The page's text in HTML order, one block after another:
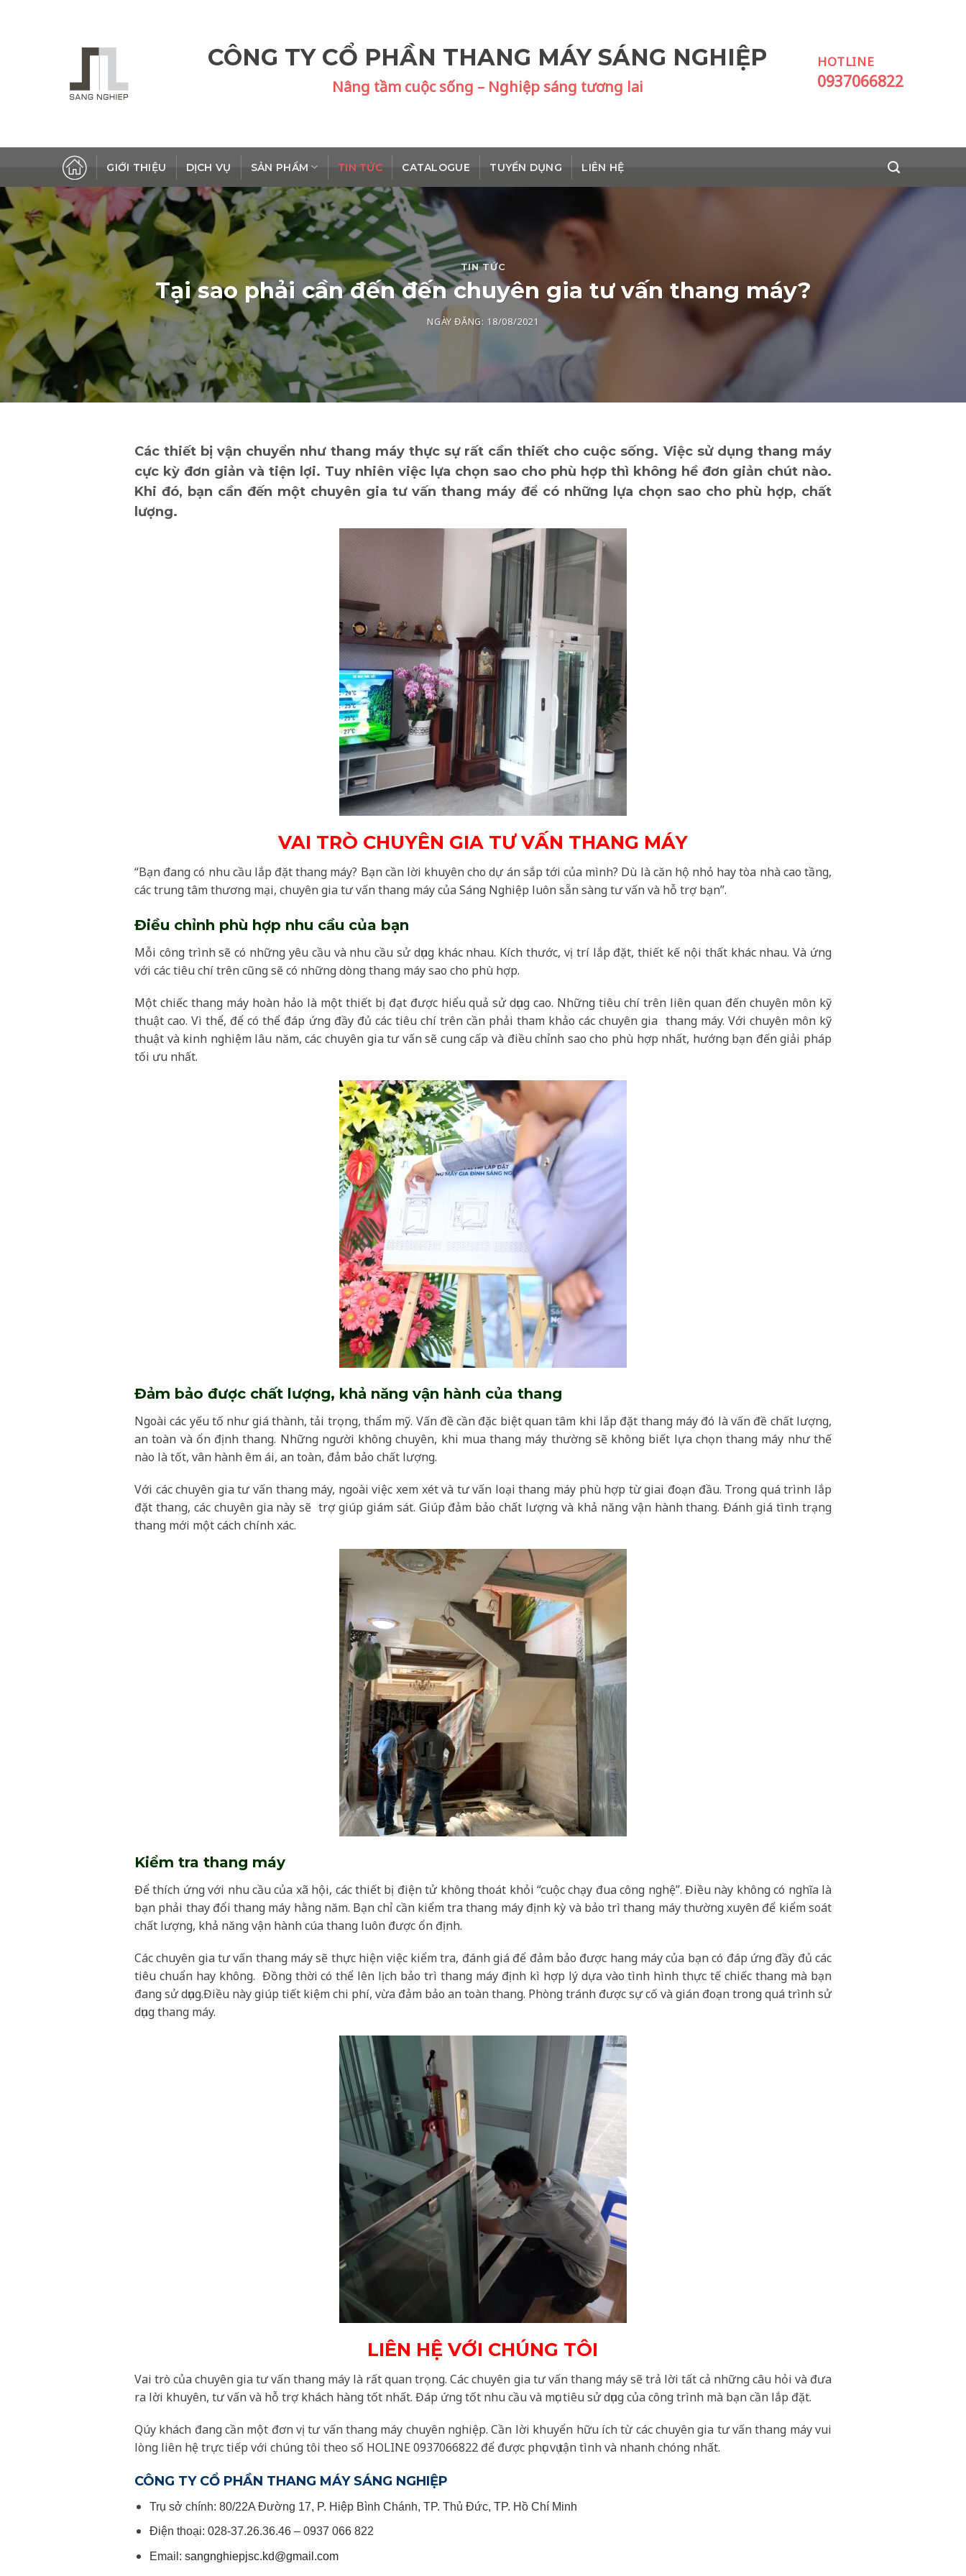
CÔNG TY CỔ PHẦN THANG MÁY SÁNG NGHIỆP
Nâng tầm cuộc sống – Nghiệp sáng tương lai
HOTLINE
0937066822
GIỚI THIỆU DỊCH VỤ SẢN PHẨM TIN TỨC CATALOGUE TUYỂN DỤNG LIÊN HỆ
TIN TỨC
Tại sao phải cần đến đến chuyên gia tư vấn thang máy?
NGÀY ĐĂNG: 18/08/2021
Các thiết bị vận chuyển như thang máy thực sự rất cần thiết cho cuộc sống. Việc sử dụng thang máy
cực kỳ đơn giản và tiện lợi. Tuy nhiên việc lựa chọn sao cho phù hợp thì không hề đơn giản chút nào.
Khi đó, bạn cần đến một chuyên gia tư vấn thang máy để có những lựa chọn sao cho phù hợp, chất
lượng.
VAI TRÒ CHUYÊN GIA TƯ VẤN THANG MÁY
“Bạn đang có nhu cầu lắp đặt thang máy? Bạn cần lời khuyên cho dự án sắp tới của mình? Dù là căn hộ nhỏ hay tòa nhà cao tầng,
các trung tâm thương mại, chuyên gia tư vấn thang máy của Sáng Nghiệp luôn sẵn sàng tư vấn và hỗ trợ bạn”.
Điều chỉnh phù hợp nhu cầu của bạn
Mỗi công trình sẽ có những yêu cầu và nhu cầu sử dụng khác nhau. Kích thước, vị trí lắp đặt, thiết kế nội thất khác nhau. Và ứng
với các tiêu chí trên cũng sẽ có những dòng thang máy sao cho phù hợp.
Một chiếc thang máy hoàn hảo là một thiết bị đạt được hiểu quả sử dụng cao. Những tiêu chí trên liên quan đến chuyên môn kỹ
thuật cao. Vì thể, để có thể đáp ứng đầy đủ các tiêu chí trên cần phải tham khảo các chuyên gia thang máy. Với chuyên môn kỹ
thuật và kinh nghiệm lâu năm, các chuyên gia tư vấn sẽ cung cấp và điều chỉnh sao cho phù hợp nhất, hướng bạn đến giải pháp
tối ưu nhất.
Đảm bảo được chất lượng, khả năng vận hành của thang
Ngoài các yếu tố như giá thành, tải trọng, thẩm mỹ. Vấn đề cần đặc biệt quan tâm khi lắp đặt thang máy đó là vấn đề chất lượng,
an toàn và ổn định thang. Những người không chuyên, khi mua thang máy thường sẽ không biết lựa chọn thang máy như thế
nào là tốt, vân hành êm ái, an toàn, đảm bảo chất lượng.
Với các chuyên gia tư vấn thang máy, ngoài việc xem xét và tư vấn loại thang máy phù hợp từ giai đoạn đầu. Trong quá trình lắp
đặt thang, các chuyên gia này sẽ trợ giúp giám sát. Giúp đảm bảo chất lượng và khả năng vận hành thang. Đánh giá tình trạng
thang mới một cách chính xác.
Kiểm tra thang máy
Để thích ứng với nhu cầu của xã hội, các thiết bị điện tử không thoát khỏi “cuộc chạy đua công nghệ”. Điều này không có nghĩa là
bạn phải thay đổi thang máy hằng năm. Bạn chỉ cần kiểm tra thang máy định kỳ và bảo trì thang máy thường xuyên để kiểm soát
chất lượng, khả năng vận hành cúa thang luôn được ổn định.
Các chuyên gia tư vấn thang máy sẽ thực hiện việc kiểm tra, đánh giá để đảm bảo được hang máy của bạn có đáp ứng đầy đủ các
tiêu chuẩn hay không. Đồng thời có thể lên lịch bảo trì thang máy định kì hợp lý dựa vào tình hình thực tế chiếc thang mà bạn
đang sử dụng.Điều này giúp tiết kiệm chi phí, vừa đảm bảo an toàn thang. Phòng tránh được sự cố và gián đoạn trong quá trình sử
dụng thang máy.
LIÊN HỆ VỚI CHÚNG TÔI
Vai trò của chuyên gia tư vấn thang máy là rất quan trọng. Các chuyên gia tư vấn thang máy sẽ trả lời tất cả những câu hỏi và đưa
ra lời khuyên, tư vấn và hỗ trợ khách hàng tốt nhất. Đáp ứng tốt nhu cầu và mục tiêu sử dụng của công trình mà bạn cần lắp đặt.
Qúy khách đang cần một đơn vị tư vấn thang máy chuyên nghiệp. Cần lời khuyển hữu ích từ các chuyên gia tư vấn thang máy vui
lòng liên hệ trực tiếp với chúng tôi theo số HOLINE 0937066822 để được phục vụ tận tình và nhanh chóng nhất.
CÔNG TY CỔ PHẦN THANG MÁY SÁNG NGHIỆP
Trụ sở chính: 80/22A Đường 17, P. Hiệp Bình Chánh, TP. Thủ Đức, TP. Hồ Chí Minh
Điện thoại: 028-37.26.36.46 – 0937 066 822
Email: sangnghiepjsc.kd@gmail.com